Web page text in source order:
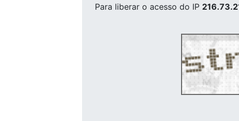
Para liberar o acesso do IP